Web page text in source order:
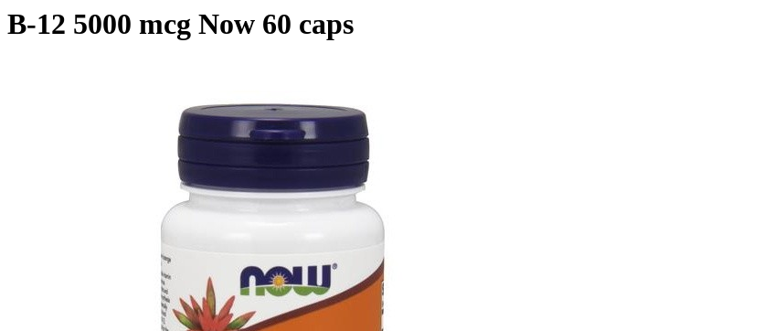
B-12 5000 mcg Now 60 caps